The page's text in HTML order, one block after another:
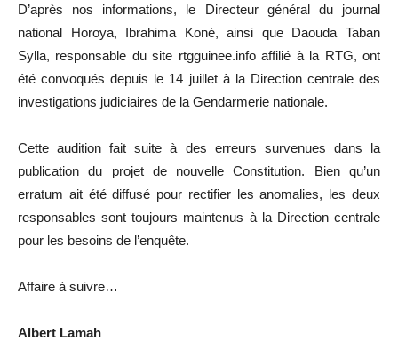
D’après nos informations, le Directeur général du journal
national Horoya, Ibrahima Koné, ainsi que Daouda Taban
Sylla, responsable du site rtgguinee.info affilié à la RTG, ont
été convoqués depuis le 14 juillet à la Direction centrale des
investigations judiciaires de la Gendarmerie nationale.
Cette audition fait suite à des erreurs survenues dans la
publication du projet de nouvelle Constitution. Bien qu’un
erratum ait été diffusé pour rectifier les anomalies, les deux
responsables sont toujours maintenus à la Direction centrale
pour les besoins de l’enquête.
Affaire à suivre…
Albert Lamah